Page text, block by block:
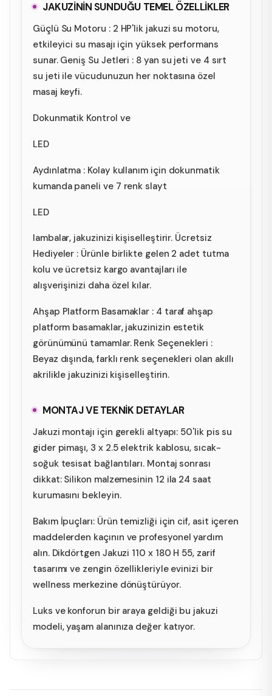
JAKUZİNİN SUNDUĞU TEMEL ÖZELLİKLER
Güçlü Su Motoru : 2 HP'lik jakuzi su motoru,
etkileyici su masajı için yüksek performans
sunar. Geniş Su Jetleri : 8 yan su jeti ve 4 sırt
su jeti ile vücudunuzun her noktasına özel
masaj keyfi.
Dokunmatik Kontrol ve
LED
Aydınlatma : Kolay kullanım için dokunmatik
kumanda paneli ve 7 renk slayt
LED
lambalar, jakuzinizi kişiselleştirir. Ücretsiz
Hediyeler : Ürünle birlikte gelen 2 adet tutma
kolu ve ücretsiz kargo avantajları ile
alışverişinizi daha özel kılar.
Ahşap Platform Basamaklar : 4 taraf ahşap
platform basamaklar, jakuzinizin estetik
görünümünü tamamlar. Renk Seçenekleri :
Beyaz dışında, farklı renk seçenekleri olan akıllı
akrilikle jakuzinizi kişiselleştirin.
MONTAJ VE TEKNİK DETAYLAR
Jakuzi montajı için gerekli altyapı: 50'lik pis su
gider pimaşı, 3 x 2.5 elektrik kablosu, sıcak-
soğuk tesisat bağlantıları. Montaj sonrası
dikkat: Silikon malzemesinin 12 ila 24 saat
kurumasını bekleyin.
Bakım İpuçları: Ürün temizliği için cif, asit içeren
maddelerden kaçının ve profesyonel yardım
alın. Dikdörtgen Jakuzi 110 x 180 H 55, zarif
tasarımı ve zengin özellikleriyle evinizi bir
wellness merkezine dönüştürüyor.
Luks ve konforun bir araya geldiği bu jakuzi
modeli, yaşam alanınıza değer katıyor.